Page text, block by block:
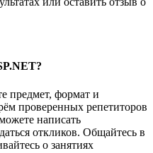
предмет, формат и
проверенных репетиторов
написать
откликов. Общайтесь в
о занятиях